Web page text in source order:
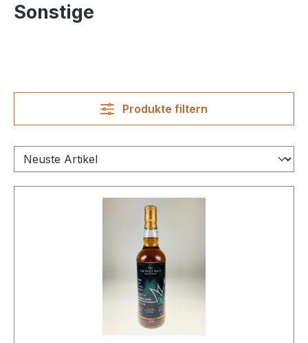
Sonstige
Produkte filtern